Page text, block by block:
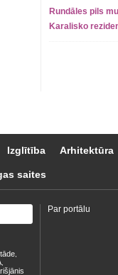
Rundāles pils
Karalisko
Izglītība Arhitektūra
saites
Par portālu